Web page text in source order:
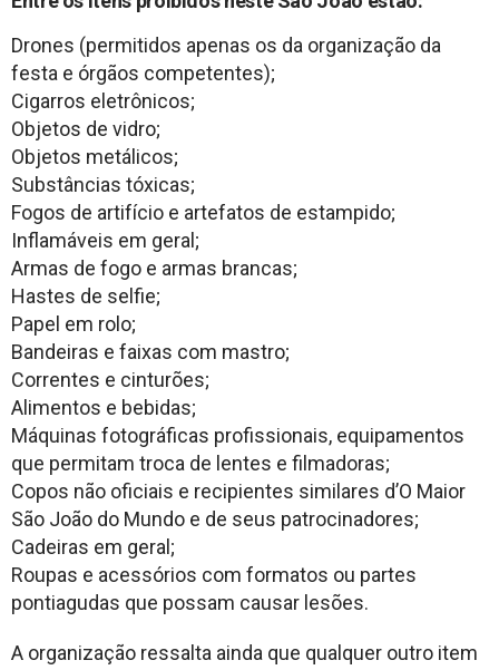
Drones (permitidos apenas os da organização da
festa e órgãos competentes);
Cigarros eletrônicos;
Objetos de vidro;
Objetos metálicos;
Substâncias tóxicas;
Fogos de artifício e artefatos de estampido;
Inflamáveis em geral;
Armas de fogo e armas brancas;
Hastes de selfie;
Papel em rolo;
Bandeiras e faixas com mastro;
Correntes e cinturões;
Alimentos e bebidas;
Máquinas fotográficas profissionais, equipamentos
que permitam troca de lentes e filmadoras;
Copos não oficiais e recipientes similares d’O Maior
São João do Mundo e de seus patrocinadores;
Cadeiras em geral;
Roupas e acessórios com formatos ou partes
pontiagudas que possam causar lesões.
A organização ressalta ainda que qualquer outro item